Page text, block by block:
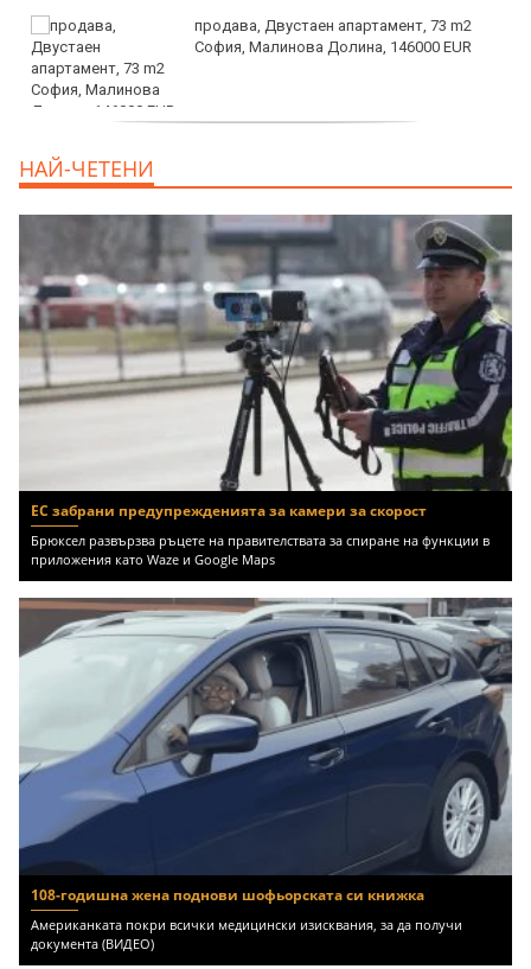
продава, Двустаен апартамент, 73 m2
София, Малинова Долина, 146000 EUR
НАЙ-ЧЕТЕНИ
ЕС забрани предупрежденията за камери за скорост
Брюксел развързва ръцете на правителствата за спиране на функции в
приложения като Waze и Google Maps
108-годишна жена поднови шофьорската си книжка
Американката покри всички медицински изисквания, за да получи
документа (ВИДЕО)